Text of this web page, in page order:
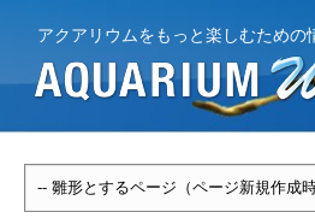
アクアリウムをもっと楽しむための